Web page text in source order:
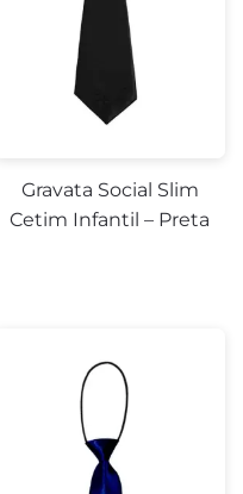
Gravata Social Slim
Cetim Infantil – Preta